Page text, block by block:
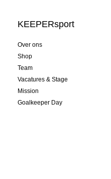
KEEPERsport
Over ons
Shop
Team
Vacatures & Stage
Mission
Goalkeeper Day